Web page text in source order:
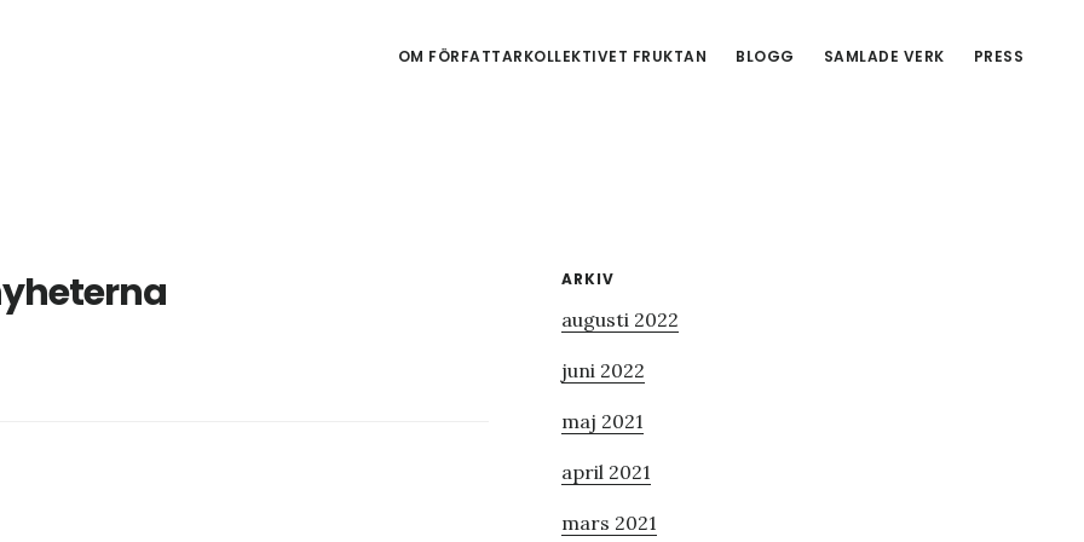
OM FÖRFATTARKOLLEKTIVET FRUKTAN BLOGG SAMLADE VERK PRESS
Primärt
sidofält
ARKIV
augusti 2022
juni 2022
maj 2021
april 2021
mars 2021